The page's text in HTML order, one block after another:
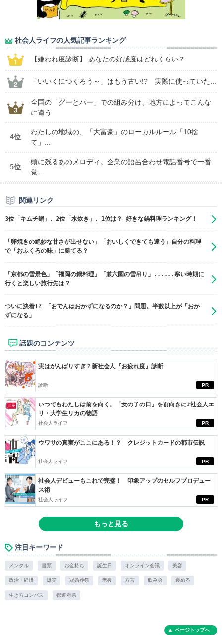
社会人ライフの人気記事ランキング
【嫌われ度診断】 あなたの好感度はどれくらい？
「いいくにつくろう～」はもう古い!? 実際に使っていた...
全国の「グーとパー」での組み分け、地方によってこんな
に違う
4位
わたしの地域の、「大富豪」のローカルルール「10捨
て」...
5位
頭に残るあのメロディ。企業の語呂合わせ電話番号で一番
覚...
関連リンク
3位「キムチ鍋」、2位「水炊き」、1位は？ 好きな鍋料理ランキング！
「卵焼きの絶妙な甘さが出せない」「おいしくできても違う」自分の料理
で「おふくろの味」に勝てる？
「京都の雪景色」「福岡の鍋料理」「兼六園の雪吊り」......寒い時期に
行くと楽しい旅行先は？
ついに決着!? 「おでんはおかずになるのか？」問題。半数以上が「おか
ずになる」
話題のコンテンツ
PR
実はがんばりすぎ？新社会人『お疲れ度』診断
診断
PR
いつでもわたしは前を向く。「女の子の日」を前向きに♪社会人エ
リ・大学生リカの物語
社会人ライフ
PR
ウワサの真実がここにある！？ クレジットカードの都市伝説
社会人ライフ
PR
社会人デビューもこれで完璧！ 印象アップのセルフプロデュー
ス術
社会人ライフ
もっと見る
注目キーワード
メンタル 書類 お金持ち 誕生日 オンライン会議 美容
政治・経済 爆笑 冠婚葬祭 老後 方言 飲み会 褒める
生き方コンパス 都道府県
ページトップへ